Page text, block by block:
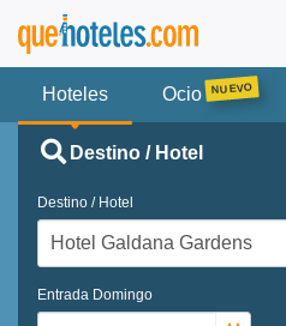
Hoteles Ocio
Destino / Hotel
Destino / Hotel
Entrada Domingo